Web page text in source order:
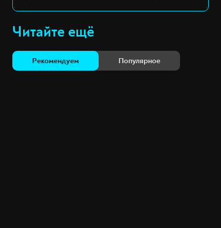
Читайте ещё
Рекомендуем Популярное